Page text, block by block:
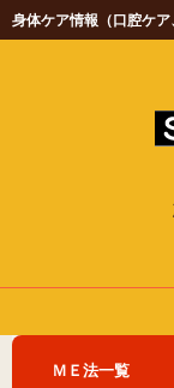
身体ケア情報（口腔ケア
ＭＥ法一覧